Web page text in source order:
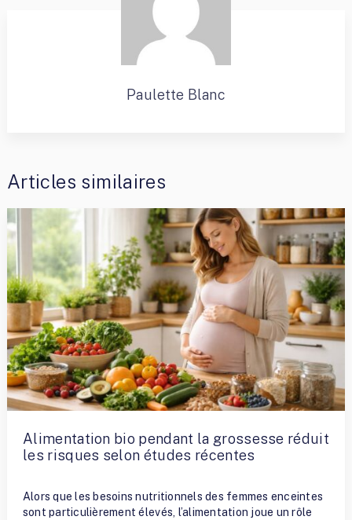
Paulette Blanc
Articles similaires
Alimentation bio pendant la grossesse réduit
les risques selon études récentes
Alors que les besoins nutritionnels des femmes enceintes
sont particulièrement élevés, l’alimentation joue un rôle